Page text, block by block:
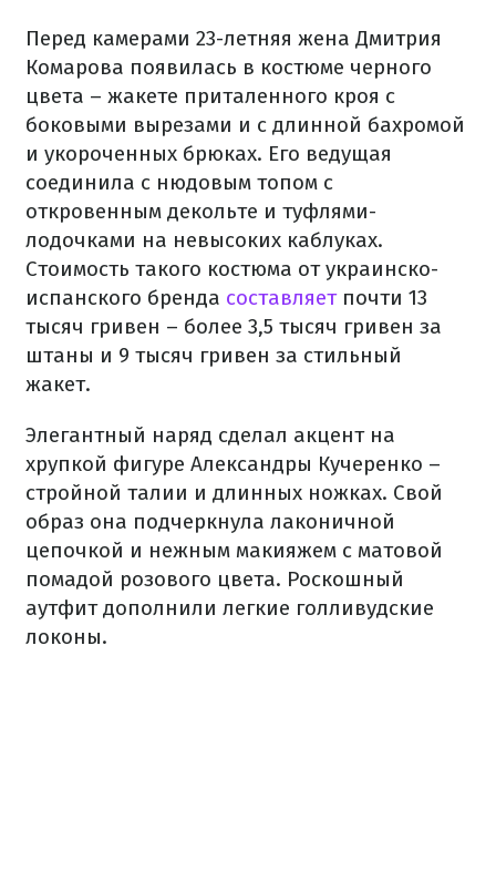
Перед камерами 23-летняя жена Дмитрия
Комарова появилась в костюме черного
цвета – жакете приталенного кроя с
боковыми вырезами и с длинной бахромой
и укороченных брюках. Его ведущая
соединила с нюдовым топом с
откровенным декольте и туфлями-
лодочками на невысоких каблуках.
Стоимость такого костюма от украинско-
испанского бренда составляетпочти 13
тысяч гривен – более 3,5 тысяч гривен за
штаны и 9 тысяч гривен за стильный
жакет.
Элегантный наряд сделал акцент на
хрупкой фигуре Александры Кучеренко –
стройной талии и длинных ножках. Свой
образ она подчеркнула лаконичной
цепочкой и нежным макияжем с матовой
помадой розового цвета. Роскошный
аутфит дополнили легкие голливудские
локоны.